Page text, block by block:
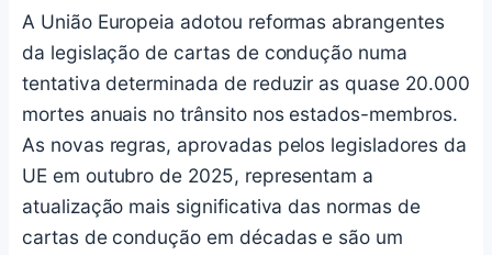
A União Europeia adotou reformas abrangentes
da legislação de cartas de condução numa
tentativa determinada de reduzir as quase 20.000
mortes anuais no trânsito nos estados-membros.
As novas regras, aprovadas pelos legisladores da
UE em outubro de 2025, representam a
atualização mais significativa das normas de
cartas de condução em décadas e são um